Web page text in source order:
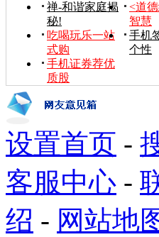
禅-和谐家庭揭
秘!
<道
智慧
吃喝玩乐一站
式购
手机
个性
手机证券荐优
质股
设置首页 -
客服中心 -
绍 - 网站地